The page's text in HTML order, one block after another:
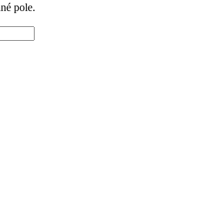
pole.